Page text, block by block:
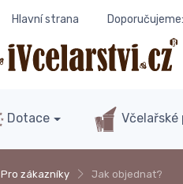
Hlavní strana Doporučujeme:
Dotace Včelařské
Pro zákazníky Jak objednat?